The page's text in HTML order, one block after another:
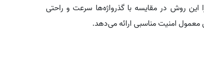
این روش در مقایسه با گذرواژه‌ها سرعت و راحتی
معمول امنیت مناسبی ارائه می‌دهد.